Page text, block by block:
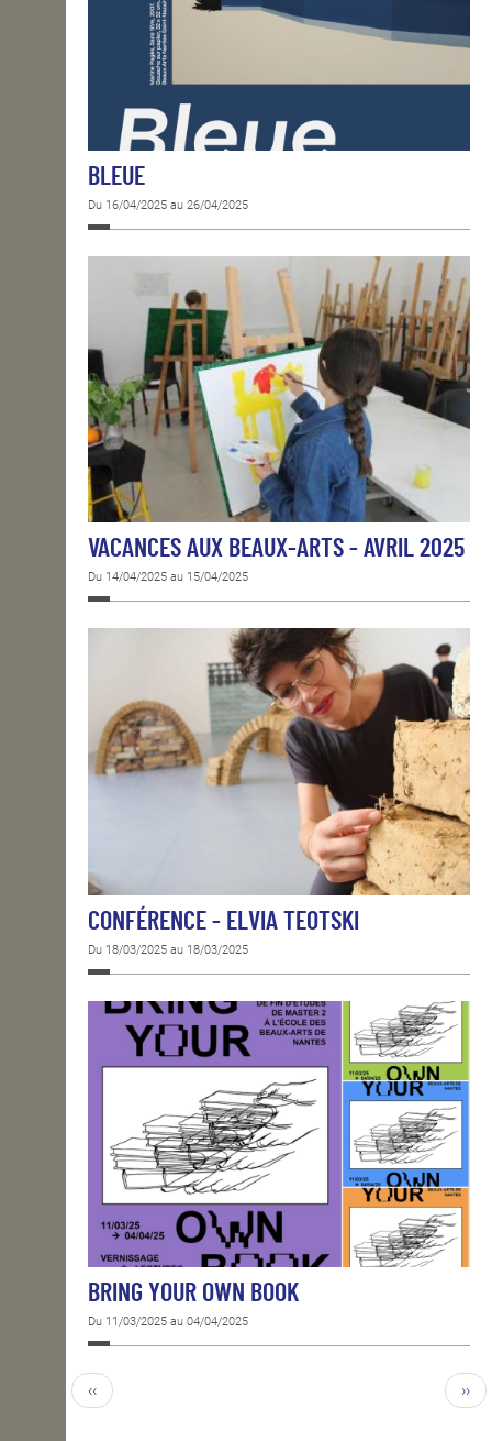
BLEUE
Du 16/04/2025 au 26/04/2025
VACANCES AUX BEAUX-ARTS - AVRIL 2025
Du 14/04/2025 au 15/04/2025
CONFÉRENCE - ELVIA TEOTSKI
Du 18/03/2025 au 18/03/2025
BRING YOUR OWN BOOK
Du 11/03/2025 au 04/04/2025
‹‹ ››